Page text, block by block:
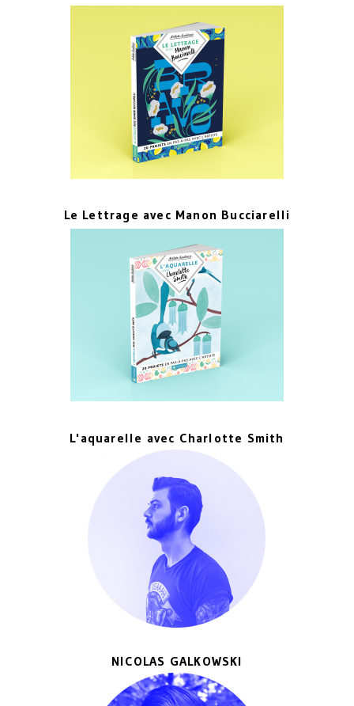
Le Lettrage avec Manon Bucciarelli
L'aquarelle avec Charlotte Smith
NICOLAS GALKOWSKI